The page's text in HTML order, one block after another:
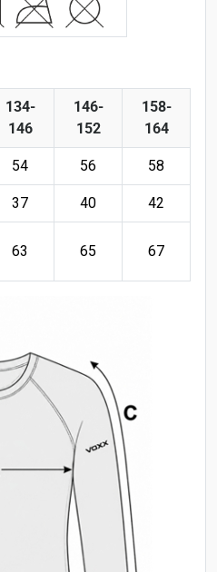
134-
146
146-
152
158-
164
54 56 58
37 40 42
63 65 67